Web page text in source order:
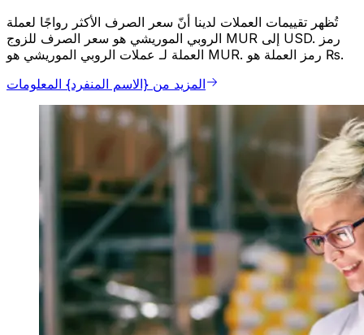
تُظهر تقييمات العملات لدينا أنّ سعر الصرف الأكثر رواجًا لعملة
الروبي الموريشي هو سعر الصرف للزوج MUR إلى USD. رمز
العملة لـ عملات الروبي الموريشي هو MUR. رمز العملة هو ₨.
المزيد من {الاسم المنفرد} المعلومات